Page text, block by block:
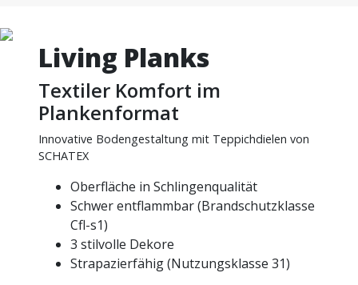
Living Planks
Textiler Komfort im
Plankenformat
Innovative Bodengestaltung mit Teppichdielen von
SCHATEX
Oberfläche in Schlingenqualität
Schwer entflammbar (Brandschutzklasse
Cfl-s1)
3 stilvolle Dekore
Strapazierfähig (Nutzungsklasse 31)